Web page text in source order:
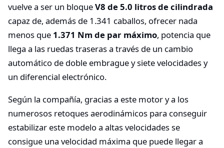
vuelve a ser un bloqueV8 de 5.0 litros de cilindrada
capaz de, además de 1.341 caballos, ofrecer nada
menos que 1.371 Nm de par máximo, potencia que
llega a las ruedas traseras a través de un cambio
automático de doble embrague y siete velocidades y
un diferencial electrónico.
Según la compañía, gracias a este motor y a los
numerosos retoques aerodinámicos para conseguir
estabilizar este modelo a altas velocidades se
consigue una velocidad máxima que puede llegar a